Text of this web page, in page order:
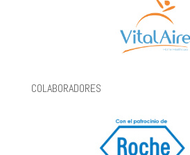
COLABORADORES